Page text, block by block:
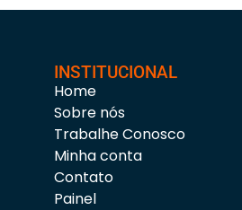
INSTITUCIONAL
Home
Sobre nós
Trabalhe Conosco
Minha conta
Contato
Painel